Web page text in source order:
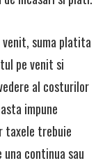
venit, suma platita
pe venit si
al costurilor
impune
taxele trebuie
continua sau